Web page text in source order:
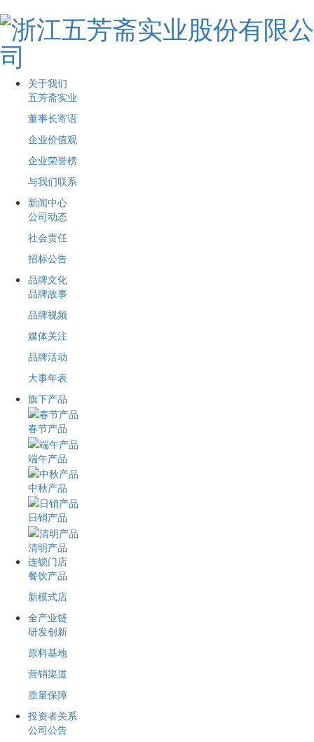
关于我们
五芳斋实业
董事长寄语
企业价值观
企业荣誉榜
与我们联系
新闻中心
公司动态
社会责任
招标公告
品牌文化
品牌故事
品牌视频
媒体关注
品牌活动
大事年表
旗下产品
春节产品
端午产品
中秋产品
日销产品
清明产品
连锁门店
餐饮产品
新模式店
全产业链
研发创新
原料基地
营销渠道
质量保障
投资者关系
公司公告